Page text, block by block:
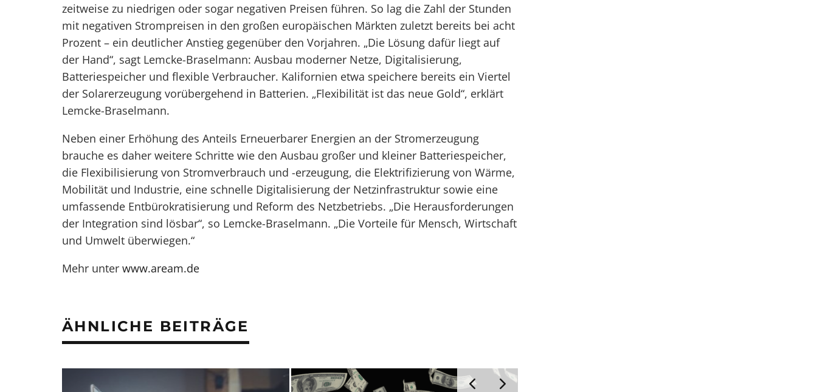
zeitweise zu niedrigen oder sogar negativen Preisen führen. So lag die Zahl der Stunden
mit negativen Strompreisen in den großen europäischen Märkten zuletzt bereits bei acht
Prozent – ein deutlicher Anstieg gegenüber den Vorjahren. „Die Lösung dafür liegt auf
der Hand“, sagt Lemcke-Braselmann: Ausbau moderner Netze, Digitalisierung,
Batteriespeicher und flexible Verbraucher. Kalifornien etwa speichere bereits ein Viertel
der Solarerzeugung vorübergehend in Batterien. „Flexibilität ist das neue Gold“, erklärt
Lemcke-Braselmann.
Neben einer Erhöhung des Anteils Erneuerbarer Energien an der Stromerzeugung
brauche es daher weitere Schritte wie den Ausbau großer und kleiner Batteriespeicher,
die Flexibilisierung von Stromverbrauch und -erzeugung, die Elektrifizierung von Wärme,
Mobilität und Industrie, eine schnelle Digitalisierung der Netzinfrastruktur sowie eine
umfassende Entbürokratisierung und Reform des Netzbetriebs. „Die Herausforderungen
der Integration sind lösbar“, so Lemcke-Braselmann. „Die Vorteile für Mensch, Wirtschaft
und Umwelt überwiegen.“
Mehr unter www.aream.de
ÄHNLICHE BEITRÄGE